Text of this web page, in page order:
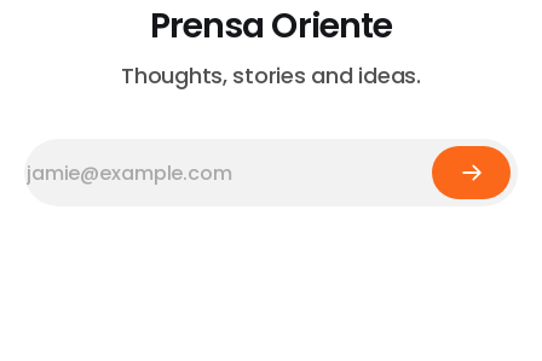
Prensa Oriente
Thoughts, stories and ideas.